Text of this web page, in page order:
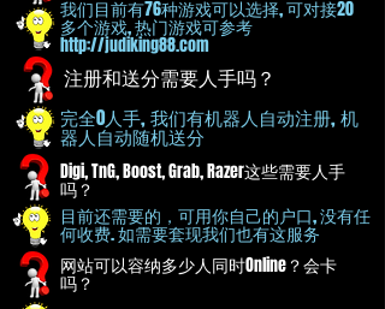
我们目前有76种游戏可以选择, 可对接20
多个游戏, 热门游戏可参考
http://judiking88.com
​注册和送分需要人手吗？
完全0人手, 我们有机器人自动注册, 机
器人自动随机送分
Digi, TnG, Boost, Grab, Razer这些需要人手
吗？
目前还需要的，可用你自己的户口, 没有任
何收费. 如需要套现我们也有这服务
网站可以容纳多少人同时Online？会卡
吗？